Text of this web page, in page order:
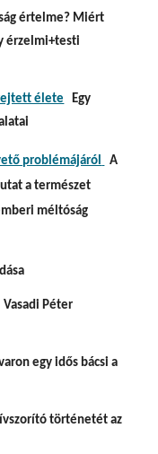
értelme? Miért
érzelmi+testi
élete
   Egy
problémájáról
A
a természet
méltóság
Vasadi Péter
egy idős bácsi a
történetét az